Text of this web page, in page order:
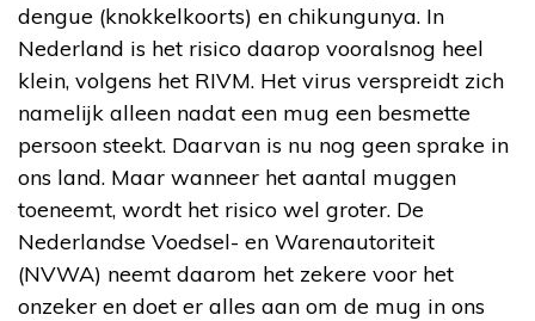
dengue (knokkelkoorts) en chikungunya. In
Nederland is het risico daarop vooralsnog heel
klein, volgens het RIVM. Het virus verspreidt zich
namelijk alleen nadat een mug een besmette
persoon steekt. Daarvan is nu nog geen sprake in
ons land. Maar wanneer het aantal muggen
toeneemt, wordt het risico wel groter. De
Nederlandse Voedsel- en Warenautoriteit
(NVWA) neemt daarom het zekere voor het
onzeker en doet er alles aan om de mug in ons